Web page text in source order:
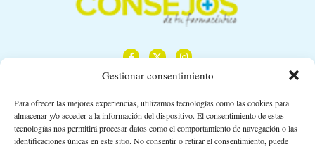
Gestionar consentimiento
Para ofrecer las mejores experiencias, utilizamos tecnologías como las cookies para
almacenar y/o acceder a la información del dispositivo. El consentimiento de estas
tecnologías nos permitirá procesar datos como el comportamiento de navegación o las
identificaciones únicas en este sitio. No consentir o retirar el consentimiento, puede
Calle Camino de los Descubrimientos, 11,
Planta 3ª 41092 – Sevilla